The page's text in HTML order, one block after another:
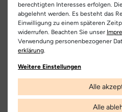
- herausnehmbare Ledersohle
- rutschfeste, leichte, flexible
- Vorderkappe aus Gummi für die
Bezeichnung:
Obermaterial:
Innenfutter:
Decksohle:
Laufsohle:
00390733790790
Hersteller
Naturino
Kostenlose
Lieferung
Die Lieferung innerhalb Deutschlands
versandkostenfrei und erfolgt mit
DHL.
berechtigten Interesses erfolgen.
abgelehnt werden. Es besteht das
Einwilligung zu einem späteren
widerrufen. Beachten Sie unser
Verwendung personenbezogener
erklärung
Weitere Einstellungen
Alle
Alle